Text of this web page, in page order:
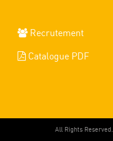
Recrutement
Catalogue PDF
All Rights Reserved.